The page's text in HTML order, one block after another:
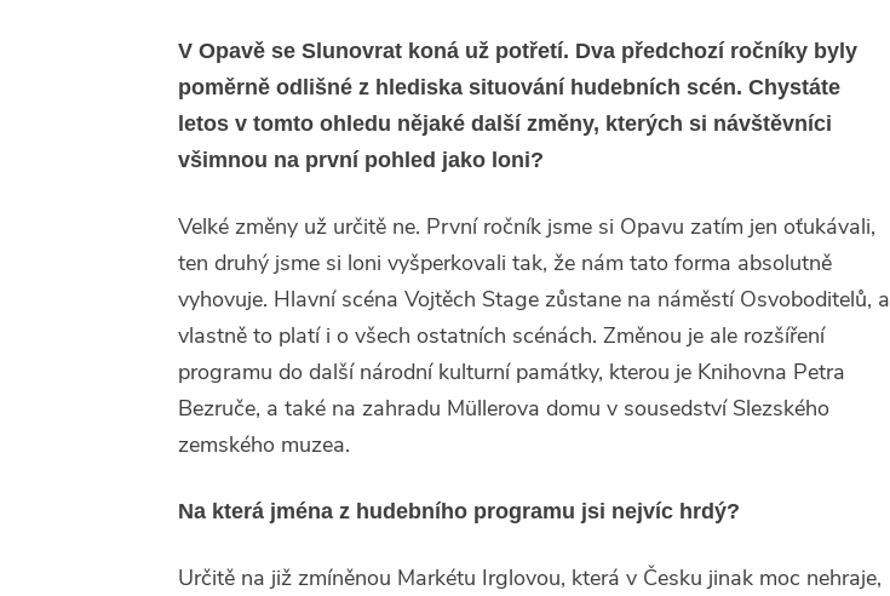
V Opavě se Slunovrat koná už potřetí. Dva předchozí ročníky byly
poměrně odlišné z hlediska situování hudebních scén. Chystáte
letos v tomto ohledu nějaké další změny, kterých si návštěvníci
všimnou na první pohled jako loni?
Velké změny už určitě ne. První ročník jsme si Opavu zatím jen oťukávali,
ten druhý jsme si loni vyšperkovali tak, že nám tato forma absolutně
vyhovuje. Hlavní scéna Vojtěch Stage zůstane na náměstí Osvoboditelů, a
vlastně to platí i o všech ostatních scénách. Změnou je ale rozšíření
programu do další národní kulturní památky, kterou je Knihovna Petra
Bezruče, a také na zahradu Müllerova domu v sousedství Slezského
zemského muzea.
Na která jména z hudebního programu jsi nejvíc hrdý?
Určitě na již zmíněnou Markétu Irglovou, která v Česku jinak moc nehraje,